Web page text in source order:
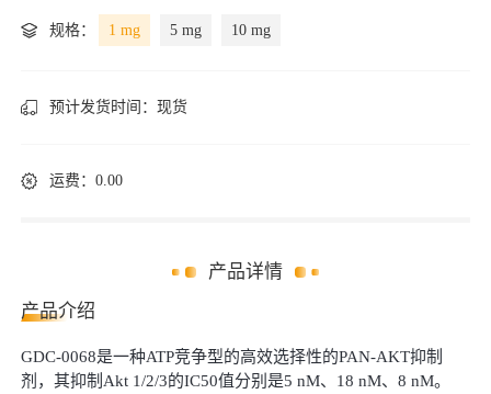
规格： 1 mg 5 mg 10 mg
预计发货时间： 现货
运费：0.00
产品详情
产品介绍
GDC-0068是一种ATP竞争型的高效选择性的PAN-AKT抑制
剂，其抑制Akt 1/2/3的IC50值分别是5 nM、18 nM、8 nM。